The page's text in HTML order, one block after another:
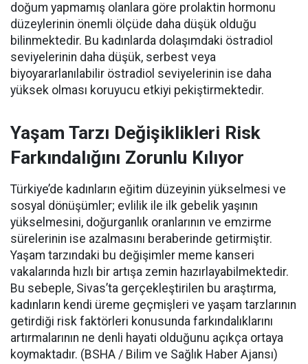
doğum yapmamış olanlara göre prolaktin hormonu
düzeylerinin önemli ölçüde daha düşük olduğu
bilinmektedir. Bu kadınlarda dolaşımdaki östradiol
seviyelerinin daha düşük, serbest veya
biyoyararlanılabilir östradiol seviyelerinin ise daha
yüksek olması koruyucu etkiyi pekiştirmektedir.
Yaşam Tarzı Değişiklikleri Risk
Farkındalığını Zorunlu Kılıyor
Türkiye’de kadınların eğitim düzeyinin yükselmesi ve
sosyal dönüşümler; evlilik ile ilk gebelik yaşının
yükselmesini, doğurganlık oranlarının ve emzirme
sürelerinin ise azalmasını beraberinde getirmiştir.
Yaşam tarzındaki bu değişimler meme kanseri
vakalarında hızlı bir artışa zemin hazırlayabilmektedir.
Bu sebeple, Sivas’ta gerçekleştirilen bu araştırma,
kadınların kendi üreme geçmişleri ve yaşam tarzlarının
getirdiği risk faktörleri konusunda farkındalıklarını
artırmalarının ne denli hayati olduğunu açıkça ortaya
koymaktadır. (BSHA / Bilim ve Sağlık Haber Ajansı)